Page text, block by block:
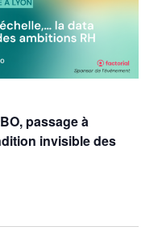
passage à
invisible des